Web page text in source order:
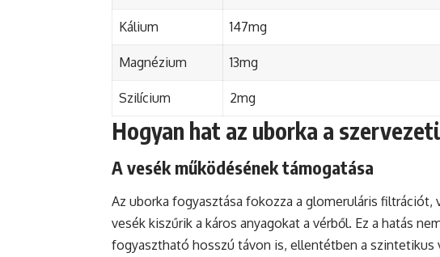
Kálium 147mg
Magnézium 13mg
Szilícium 2mg
Hogyan hat az uborka a
A vesék működésének támogatása
Az uborka fogyasztása fokozza a glomeruláris filtrációt,
vesék kiszűrik a káros anyagokat a vérből. Ez a hatás
fogyasztható hosszú távon is, ellentétben a szintetikus